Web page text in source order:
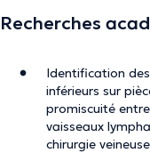
Recherches
Identification
inférieurs sur
promiscuité
vaisseaux
chirurgie